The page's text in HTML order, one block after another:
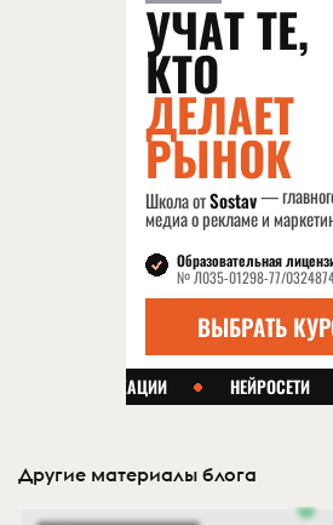
Другие материалы блога